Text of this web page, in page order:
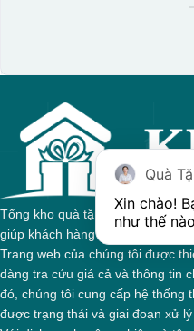
Tổng kho quà tặng của chúng tôi
giúp khách hàng dễ dàng tìm
Trang web của chúng tôi được
dàng tra cứu giá cả và thông tin
đó, chúng tôi cung cấp hệ thống
được trạng thái và giai đoạn xử
Quà
Xin chào!
như thế